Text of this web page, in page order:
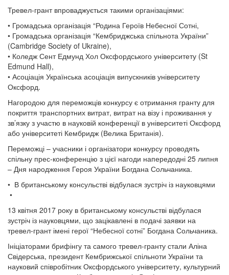
Тревел-грант впроваджується такими організаціями:
• Громадська організація “Родина Героїв Небесної Сотні,
• Громадська організація “Кембриджська спільнота України”
(Cambridge Society of Ukraine),
• Коледж Сент Едмунд Хол Оксфордського університету (St
Edmund Hall),
• Асоціація Українська асоціація випускників університету
Оксфорд.
Нагородою для переможців конкурсу є отримання гранту для
покриття транспортних витрат, витрат на візу і проживання у
зв’язку з участю в науковій конференції в університеті Оксфорд
або університеті Кембридж (Велика Британія).
Переможці – учасники і організатори конкурсу проводять
спільну прес-конференцію з цієї нагоди напередодні 25 липня
– Дня народження Героя України Богдана Сольчаника.
• В британському консульстві відбулася зустріч із науковцями
•
13 квітня 2017 року в британському консульстві відбулася
зустріч із науковцями, що зацікавлені в подачі заявки на
тревел-грант імені герої “Небесної сотні” Богдана Сольчаника.
Ініціаторами брифінгу та самого тревел-гранту стали Аліна
Свідерська, президент Кембрижської спільноти України та
науковий співробітник Оксфордського університету, культурний